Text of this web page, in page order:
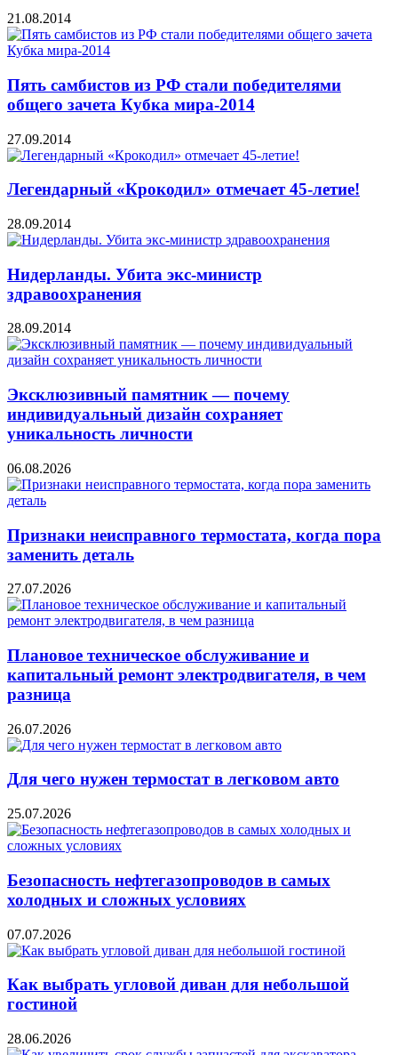
21.08.2014
Пять самбистов из РФ стали победителями
общего зачета Кубка мира-2014
27.09.2014
Легендарный «Крокодил» отмечает 45-летие!
28.09.2014
Нидерланды. Убита экс-министр
здравоохранения
28.09.2014
Эксклюзивный памятник — почему
индивидуальный дизайн сохраняет
уникальность личности
06.08.2026
Признаки неисправного термостата, когда пора
заменить деталь
27.07.2026
Плановое техническое обслуживание и
капитальный ремонт электродвигателя, в чем
разница
26.07.2026
Для чего нужен термостат в легковом авто
25.07.2026
Безопасность нефтегазопроводов в самых
холодных и сложных условиях
07.07.2026
Как выбрать угловой диван для небольшой
гостиной
28.06.2026